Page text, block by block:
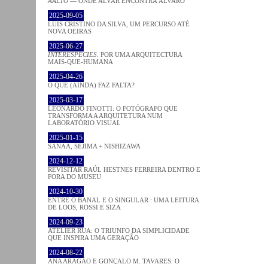
2025-09-05
LUÍS CRISTINO DA SILVA, UM PERCURSO ATÉ
NOVA OEIRAS
2025-06-27
INTERESPECIES . POR UMA ARQUITECTURA
MAIS-QUE-HUMANA
2025-04-26
O QUE (AINDA) FAZ FALTA?
2025-03-17
LEONARDO FINOTTI: O FOTÓGRAFO QUE
TRANSFORMA A ARQUITETURA NUM
LABORATÓRIO VISUAL
2025-01-15
SANAA, SEJIMA + NISHIZAWA
2024-12-12
REVISITAR RAÚL HESTNES FERREIRA DENTRO E
FORA DO MUSEU
2024-10-30
ENTRE O BANAL E O SINGULAR : UMA LEITURA
DE LOOS, ROSSI E SIZA
2024-09-23
ATELIER RUA: O TRIUNFO DA SIMPLICIDADE
QUE INSPIRA UMA GERAÇÃO
2024-08-22
ANA ARAGÃO E GONÇALO M. TAVARES: O